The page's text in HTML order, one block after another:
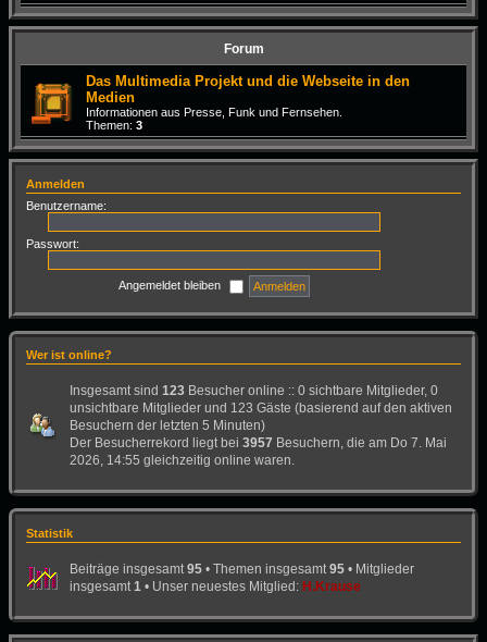
Forum
Das Multimedia Projekt und die Webseite in den
Medien
Informationen aus Presse, Funk und Fernsehen.
Themen: 3
Anmelden
Benutzername:
Passwort:
Angemeldet bleiben
Wer ist online?
Insgesamt sind 123 Besucher online :: 0 sichtbare Mitglieder, 0
unsichtbare Mitglieder und 123 Gäste (basierend auf den aktiven
Besuchern der letzten 5 Minuten)
Der Besucherrekord liegt bei 3957 Besuchern, die am Do 7. Mai
2026, 14:55 gleichzeitig online waren.
Statistik
Beiträge insgesamt 95 • Themen insgesamt 95 • Mitglieder
insgesamt 1 • Unser neuestes Mitglied: H.Krause